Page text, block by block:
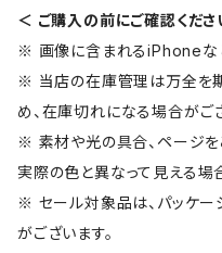
＜ ご購入の前にご確認くださ
※ 画像に含まれるiPhoneな
※ 当店の在庫管理は万全を
め、在庫切れになる場合がご
※ 素材や光の具合、ページを
実際の色と異なって見える場
※ セール対象品は、パッケー
がございます。